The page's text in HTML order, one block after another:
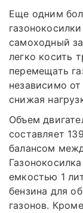
Еще одним
самоходный
легко косить
перемещать
независимо
снижая
Объем
составляет
балансом
емкостью 1
бензина для
газонов.